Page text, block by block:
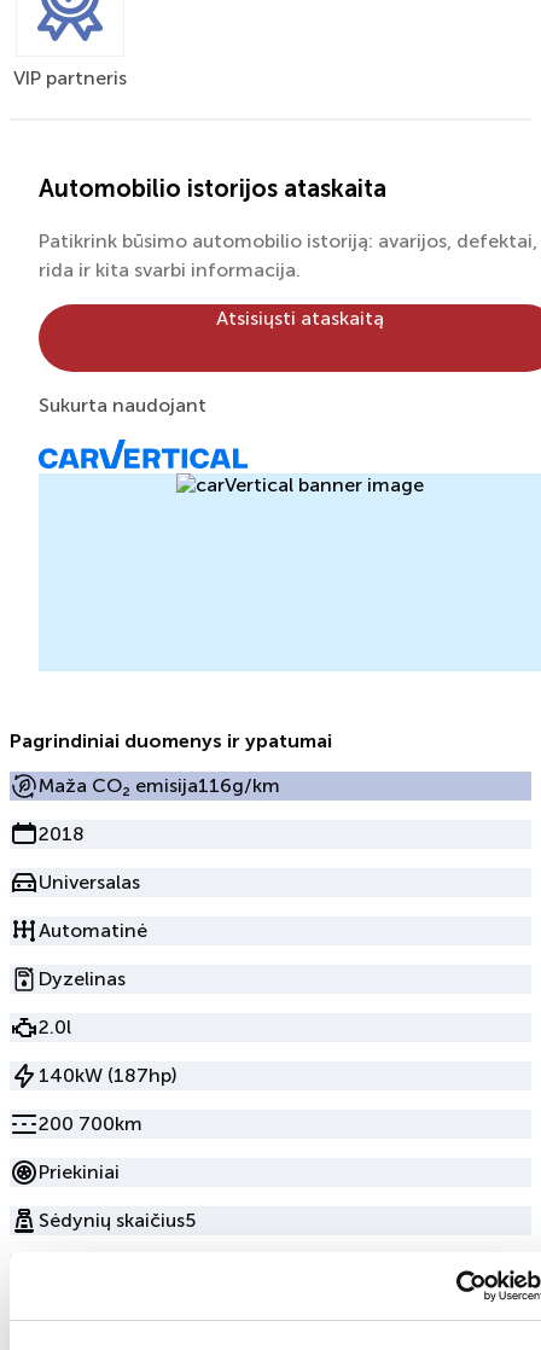
VIP partneris
Automobilio istorijos ataskaita
Patikrink būsimo automobilio istoriją: avarijos, defektai,
rida ir kita svarbi informacija.
Atsisiųsti ataskaitą
Sukurta naudojant
Pagrindiniai duomenys ir ypatumai
Maža CO₂ emisija116g/km
2018
Universalas
Automatinė
Dyzelinas
2.0l
140kW (187hp)
200 700km
Priekiniai
Sėdynių skaičius5
Juoda